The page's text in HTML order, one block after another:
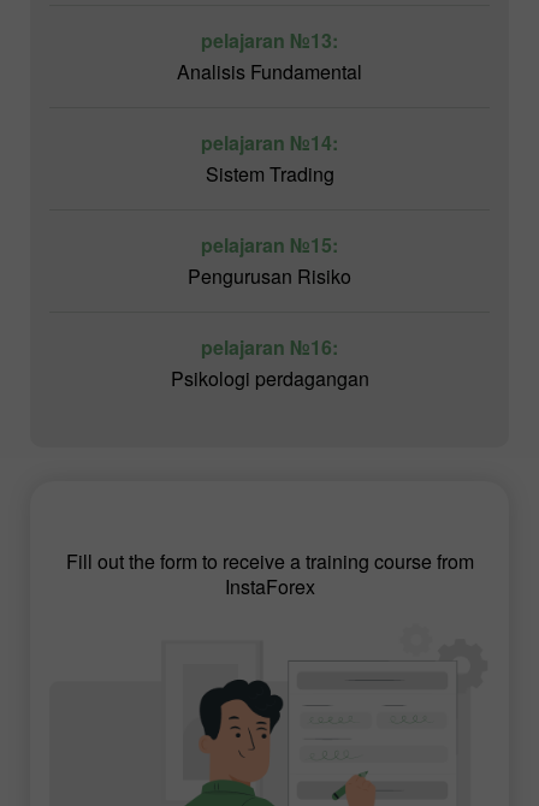
pelajaran №13:
Analisis Fundamental
pelajaran №14:
Sistem Trading
pelajaran №15:
Pengurusan Risiko
pelajaran №16:
Psikologi perdagangan
Fill out the form to receive a training course from
InstaForex